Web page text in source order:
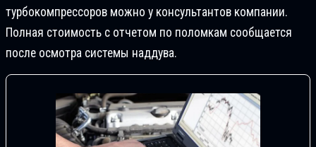
турбокомпрессоров можно у консультантов компании.
Полная стоимость с отчетом по поломкам сообщается
после осмотра системы наддува.